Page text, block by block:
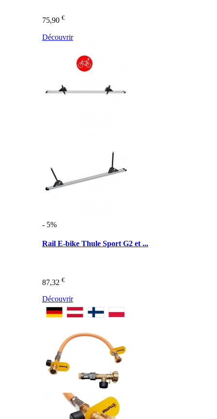
75,90 €
Découvrir
- 5%
Rail E-bike Thule Sport G2 et ...
87,32 €
Découvrir